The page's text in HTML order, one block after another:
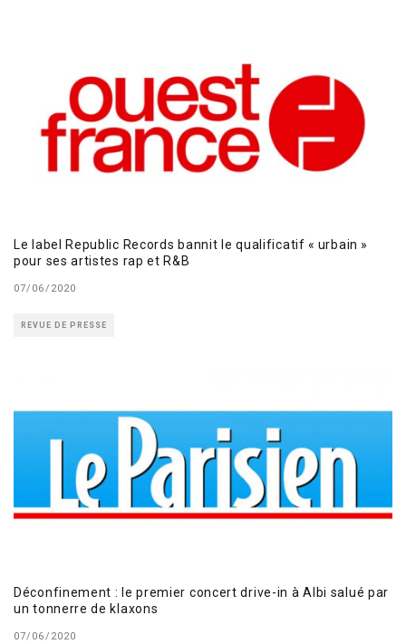
Le label Republic Records bannit le qualificatif « urbain »
pour ses artistes rap et R&B
07/06/2020
REVUE DE PRESSE
Déconfinement : le premier concert drive-in à Albi salué par
un tonnerre de klaxons
07/06/2020